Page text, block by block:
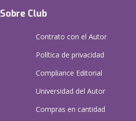
Sobre Club
Contrato con el Autor
Política de privacidad
Compliance Editorial
Universidad del Autor
Compras en cantidad